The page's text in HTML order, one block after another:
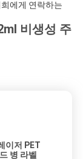
에게 연락하는
비생성 주
이저 PET
병 라벨